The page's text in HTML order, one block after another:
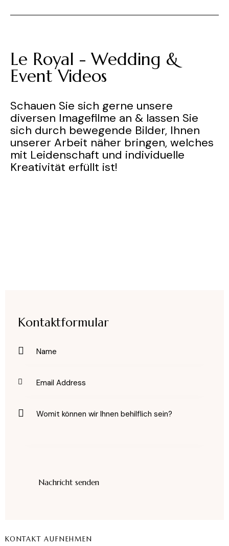
Le Royal - Wedding &
Event Videos
Schauen Sie sich gerne unsere
diversen Imagefilme an & lassen Sie
sich durch bewegende Bilder, Ihnen
unserer Arbeit näher bringen, welches
mit Leidenschaft und individuelle
Kreativität erfüllt ist!
Kontaktformular
KONTAKT AUFNEHMEN